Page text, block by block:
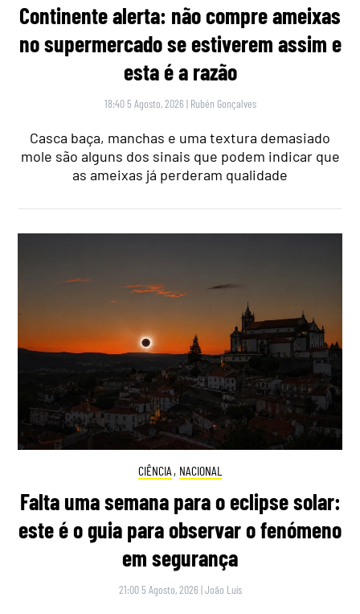
Continente alerta: não compre ameixas
no supermercado se estiverem assim e
esta é a razão
18:40 5 Agosto, 2026 | Rubén Gonçalves
Casca baça, manchas e uma textura demasiado
mole são alguns dos sinais que podem indicar que
as ameixas já perderam qualidade
CIÊNCIA , NACIONAL
Falta uma semana para o eclipse solar:
este é o guia para observar o fenómeno
em segurança
21:00 5 Agosto, 2026 |João Luís